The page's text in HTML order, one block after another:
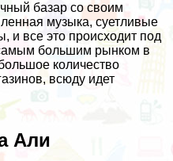
базар со своим
музыка, суетливые
и все это происходит под
большим рынком в
количество
всюду идет
Али